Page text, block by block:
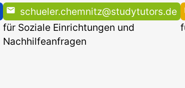
schueler.chemnitz@studytutors.de
für Soziale Einrichtungen und
Nachhilfeanfragen